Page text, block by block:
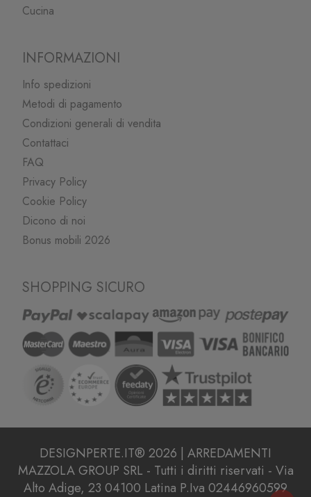
Cucina
INFORMAZIONI
Info spedizioni
Metodi di pagamento
Condizioni generali di vendita
Contattaci
FAQ
Privacy Policy
Cookie Policy
Dicono di noi
Bonus mobili 2026
SHOPPING SICURO
DESIGNPERTE.IT® 2026 | ARREDAMENTI
MAZZOLA GROUP SRL - Tutti i diritti riservati - Via
Alto Adige, 23 04100 Latina P.Iva 02446960599